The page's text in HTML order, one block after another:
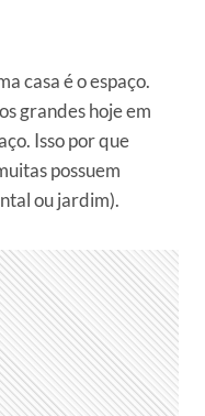
casa é o espaço.
grandes hoje em
Isso por que
possuem
ou jardim).